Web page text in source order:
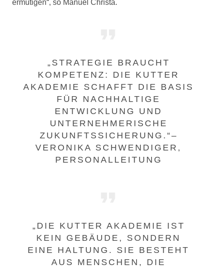
ermutigen“, so Manuel Christa.
„STRATEGIE BRAUCHT
KOMPETENZ: DIE KUTTER
AKADEMIE SCHAFFT DIE BASIS
FÜR NACHHALTIGE
ENTWICKLUNG UND
UNTERNEHMERISCHE
ZUKUNFTSSICHERUNG.“–
VERONIKA SCHWENDIGER,
PERSONALLEITUNG
„DIE KUTTER AKADEMIE IST
KEIN GEBÄUDE, SONDERN
EINE HALTUNG. SIE BESTEHT
AUS MENSCHEN, DIE